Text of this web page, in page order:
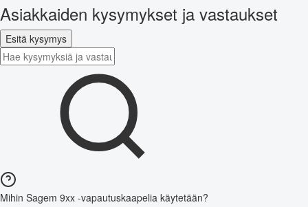
Asiakkaiden kysymykset ja vastaukset
Esitä kysymys
Mihin Sagem 9xx -vapautuskaapelia käytetään?